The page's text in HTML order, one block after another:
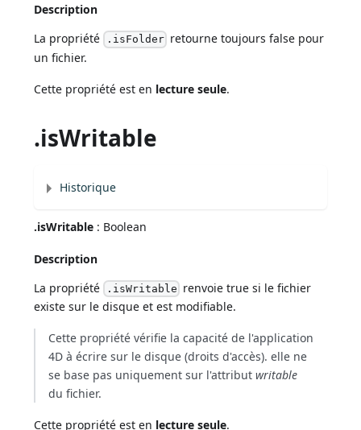
Description
La propriété .isFolder retourne toujours false pour
un fichier.
Cette propriété est en lecture seule.
.isWritable
Historique
.isWritable : Boolean
Description
La propriété .isWritable renvoie true si le fichier
existe sur le disque et est modifiable.
Cette propriété vérifie la capacité de l'application
4D à écrire sur le disque (droits d'accès). elle ne
se base pas uniquement sur l'attributwritable
du fichier.
Cette propriété est en lecture seule.